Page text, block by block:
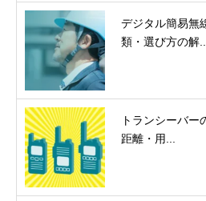
デジタル簡易無
類・選び方の解
トランシーバー
距離・用...